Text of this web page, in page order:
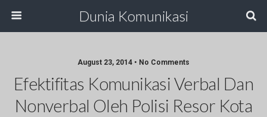
Dunia Komunikasi
August 23, 2014 • No Comments
Efektifitas Komunikasi Verbal Dan
Nonverbal Oleh Polisi Resor Kota